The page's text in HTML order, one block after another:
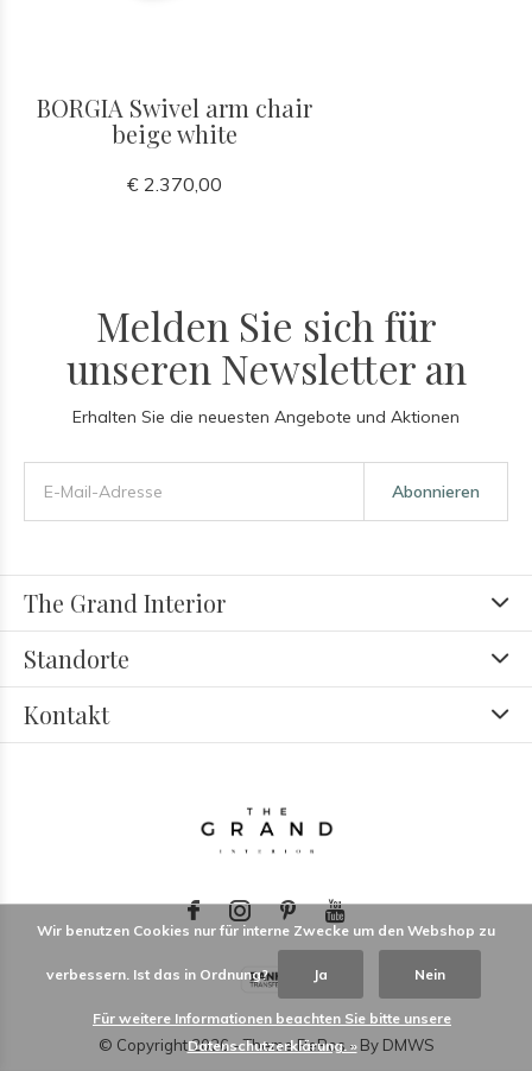
BORGIA Swivel arm chair
beige white
€ 2.370,00
Melden Sie sich für
unseren Newsletter an
Erhalten Sie die neuesten Angebote und Aktionen
Abonnieren
The Grand Interior
Standorte
Kontakt
© Copyright2026- Theme RePos - By DMWS
Wir benutzen Cookies nur für interne Zwecke um den Webshop zu
verbessern. Ist das in Ordnung? Ja Nein
Für weitere Informationen beachten Sie bitte unsere
Datenschutzerklärung. »